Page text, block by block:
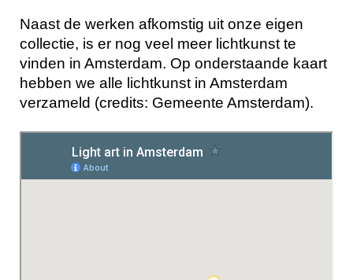
Naast de werken afkomstig uit onze eigen
collectie, is er nog veel meer lichtkunst te
vinden in Amsterdam. Op onderstaande kaart
hebben we alle lichtkunst in Amsterdam
verzameld (credits: Gemeente Amsterdam).